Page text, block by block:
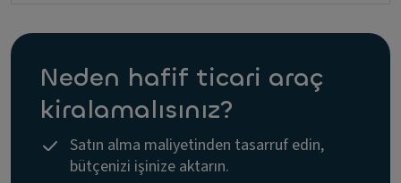
Neden hafif ticari araç
kiralamalısınız?
Satın alma maliyetinden tasarruf edin,
bütçenizi işinize aktarın.